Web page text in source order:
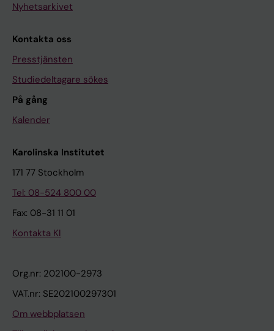
Nyhetsarkivet
Kontakta oss
Presstjänsten
Studiedeltagare sökes
På gång
Kalender
Karolinska Institutet
171 77 Stockholm
Tel: 08-524 800 00
Fax: 08-31 11 01
Kontakta KI
Org.nr: 202100-2973
VAT.nr: SE202100297301
Om webbplatsen